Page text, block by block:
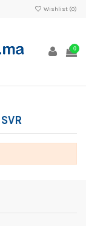
Wishlist (0)
0